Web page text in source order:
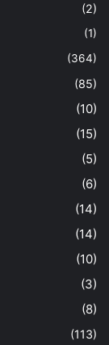
(2)
(1)
(364)
(85)
(10)
(15)
(5)
(6)
(14)
(14)
(10)
(3)
(8)
(113)